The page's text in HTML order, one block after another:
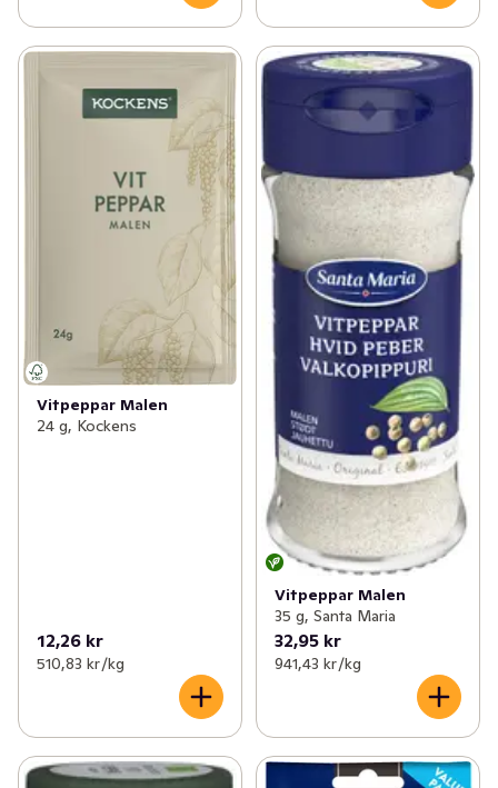
Vitpeppar Malen
24 g, Kockens
12,26 kr
510,83 kr /kg
Vitpeppar Malen
35 g, Santa Maria
32,95 kr
941,43 kr /kg